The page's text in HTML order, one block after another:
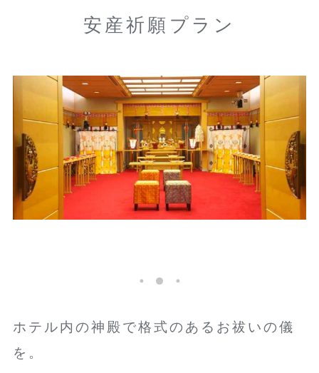
安産祈願プラン
ホテル内の神殿で格式のあるお祓いの儀
を。